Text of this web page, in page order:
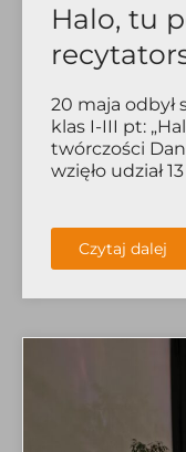
Halo, tu
20 maja odbył
klas I-III pt:
twórczości
wzięło udział
Czytaj dalej